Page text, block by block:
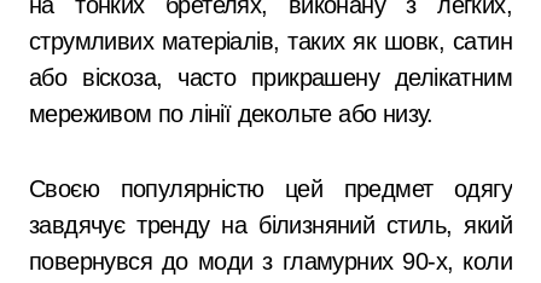
струмливих матеріалів, таких як шовк, сатин
або віскоза, часто прикрашену делікатним
мереживом по лінії декольте або низу.
Своєю популярністю цей предмет одягу
завдячує тренду на білизняний стиль, який
повернувся до моди з гламурних 90-х, коли